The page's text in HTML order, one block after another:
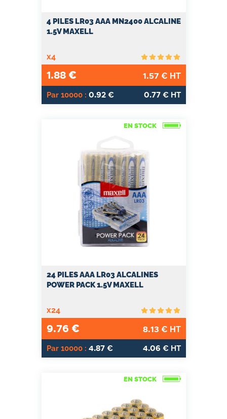
4 PILES LR03 AAA MN2400 ALCALINE
1.5V MAXELL
x4
1.88€ 1.57 € HT
Par 10000 : 0.92€ 0.77€ HT
EN STOCK
24 PILES AAA LR03 ALCALINES
POWER PACK 1.5V MAXELL
x24
9.76 € 8.13 € HT
Par 10000 : 4.87€ 4.06 € HT
EN STOCK